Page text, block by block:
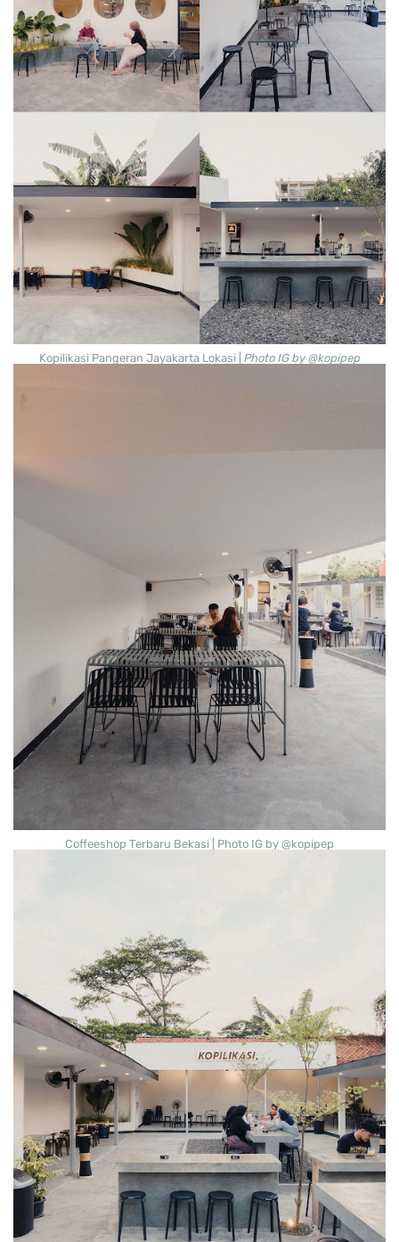
Kopilikasi Pangeran Jayakarta Lokasi | Photo IG by @kopipep
Coffeeshop Terbaru Bekasi | Photo IG by @kopipep